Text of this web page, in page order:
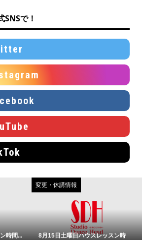
で！
時間...
変更・休講情報
8月15日土曜日ハウスレッスン時